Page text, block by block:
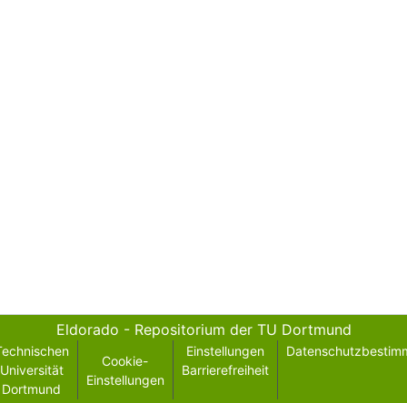
Eldorado - Repositorium der TU Dortmund
Universität
Dortmund
Cookie-
Einstellungen
Einstellungen
Barrierefreiheit